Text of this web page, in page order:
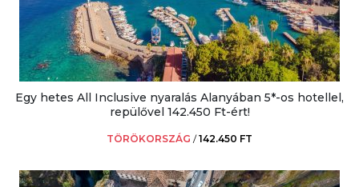
Egy hetes All Inclusive nyaralás Alanyában 5*-os hotellel,
repülővel 142.450 Ft-ért!
TÖRÖKORSZÁG /142.450 FT